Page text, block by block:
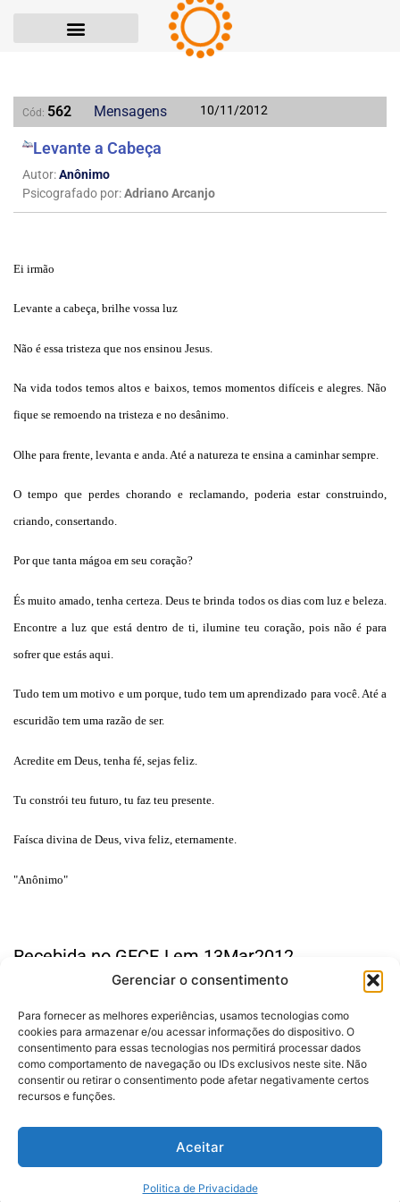
Gerenciar o consentimento
Para fornecer as melhores experiências, usamos tecnologias como
cookies para armazenar e/ou acessar informações do dispositivo. O
consentimento para essas tecnologias nos permitirá processar dados
como comportamento de navegação ou IDs exclusivos neste site. Não
consentir ou retirar o consentimento pode afetar negativamente certos
recursos e funções.
Aceitar
Politica de Privacidade
Cód: 562 Mensagens 10/11/2012
Levante a Cabeça
Autor:Anônimo
Psicografado por:Adriano Arcanjo
Ei irmão
Levante a cabeça, brilhe vossa luz
Não é essa tristeza que nos ensinou Jesus.
Na vida todos temos altos e baixos, temos momentos difíceis e alegres. Não
fique se remoendo na tristeza e no desânimo.
Olhe para frente, levanta e anda. Até a natureza te ensina a caminhar sempre.
O tempo que perdes chorando e reclamando, poderia estar construindo,
criando, consertando.
Por que tanta mágoa em seu coração?
És muito amado, tenha certeza. Deus te brinda todos os dias com luz e beleza.
Encontre a luz que está dentro de ti, ilumine teu coração, pois não é para
sofrer que estás aqui.
Tudo tem um motivo e um porque, tudo tem um aprendizado para você. Até a
escuridão tem uma razão de ser.
Acredite em Deus, tenha fé, sejas feliz.
Tu constrói teu futuro, tu faz teu presente.
Faísca divina de Deus, viva feliz, eternamente.
"Anônimo"
Recebida no GECEJ em 13Mar2012.
Vozes do Caminho - Todos os Direitos Reservados